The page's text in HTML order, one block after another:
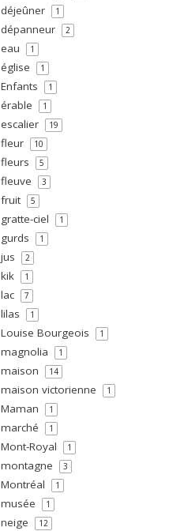
déjeûner 1
dépanneur 2
eau 1
église 1
Enfants 1
érable 1
escalier 19
fleur 10
fleurs 5
fleuve 3
fruit 5
gratte-ciel 1
gurds 1
jus 2
kik 1
lac 7
lilas 1
Louise Bourgeois 1
magnolia 1
maison 14
maison victorienne 1
Maman 1
marché 1
Mont-Royal 1
montagne 3
Montréal 1
musée 1
neige 12